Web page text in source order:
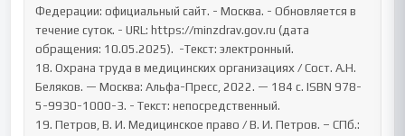
Федерации: официальный сайт. - Москва. - Обновляется в
течение суток. - URL: https://minzdrav.gov.ru (дата
обращения: 10.05.2025).  -Текст: электронный.
18. Охрана труда в медицинских организациях / Сост. А.Н.
Беляков. — Москва: Альфа-Пресс, 2022. — 184 с. ISBN 978-
5-9930-1000-3. - Текст: непосредственный.
19. Петров, В. И. Медицинское право / В. И. Петров. – СПб.: